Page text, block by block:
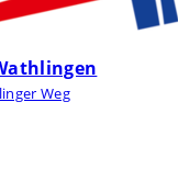
Weg